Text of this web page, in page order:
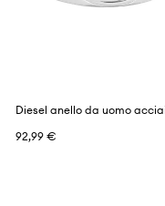
92,99 €